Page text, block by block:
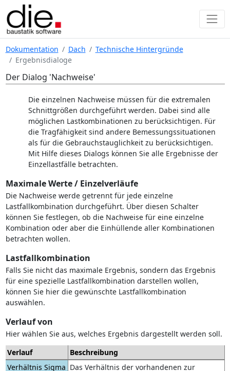
Dokumentation Dach
Technische Hintergründe
Ergebnisdialoge
Der Dialog 'Nachweise'
Die einzelnen Nachweise müssen für die extremalen
Schnittgrößen durchgeführt werden. Dabei sind alle
möglichen Lastkombinationen zu berücksichtigen. Für
die Tragfähigkeit sind andere Bemessungssituationen
als für die Gebrauchstauglichkeit zu berücksichtigen.
Mit Hilfe dieses Dialogs können Sie alle Ergebnisse der
Einzellastfälle betrachten.
Maximale Werte / Einzelverläufe
Die Nachweise werde getrennt für jede einzelne
Lastfallkombination durchgeführt. Über diesen Schalter
können Sie festlegen, ob die Nachweise für eine einzelne
Kombination oder aber die Einhüllende aller Kombinationen
betrachten wollen.
Lastfallkombination
Falls Sie nicht das maximale Ergebnis, sondern das Ergebnis
für eine spezielle Lastfallkombination darstellen wollen,
können Sie hier die gewünschte Lastfallkombination
auswählen.
Verlauf von
Hier wählen Sie aus, welches Ergebnis dargestellt werden soll.
Verlauf
Beschreibung
Verhältnis Sigma Das Verhältnis der vorhandenen zur